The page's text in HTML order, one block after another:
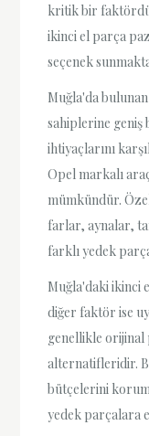
kritik bir
ikinci el parça
seçenek
Muğla'da
sahiplerine geniş
ihtiyaçlarını
Opel markalı
mümkündür.
farlar, aynalar,
farklı yedek
Muğla'daki ikinci
diğer faktör ise
genellikle orijinal
alternatifleridir.
bütçelerini
yedek parçalara